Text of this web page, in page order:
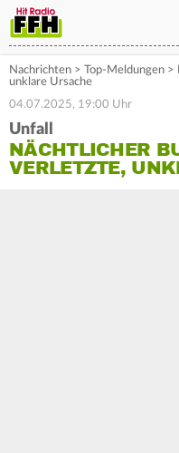
Nachrichten > Top-Meldungen >
unklare Ursache
04.07.2025, 19:00 Uhr
Unfall
NÄCHTLICHER
VERLETZTE,